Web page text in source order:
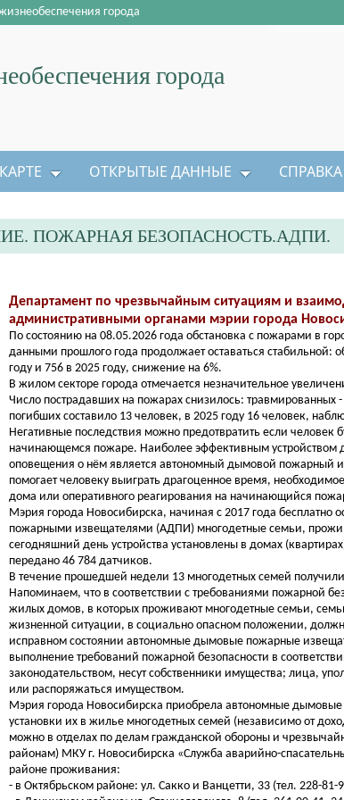
города
города
ОТКРЫТЫЕ ДАННЫЕ СПРАВКА
ПОЖАРНАЯ БЕЗОПАСНОСТЬ.АДПИ.
Департамент по чрезвычайным ситуациям и
административными органами мэрии города
По состоянию на 08.05.2026 года обстановка с пожарами в
данными прошлого года продолжает оставаться стабильной:
году и 756 в 2025 году, снижение на 6%.
В жилом секторе города отмечается незначительное
Число пострадавших на пожарах снизилось: травмированных
погибших составило 13 человек, в 2025 году 16 человек,
Негативные последствия можно предотвратить если человек
начинающемся пожаре. Наиболее эффективным устройством
оповещения о нём является автономный дымовой пожарный
помогает человеку выиграть драгоценное время,
дома или оперативного реагирования на начинающийся
Мэрия города Новосибирска, начиная с 2017 года
пожарными извещателями (АДПИ) многодетные семьи,
сегодняшний день устройства установлены в домах
передано 46 784 датчиков.
В течение прошедшей недели 13 многодетных семей
Напоминаем, что в соответствии с требованиями пожарной
жилых домов, в которых проживают многодетные семьи,
жизненной ситуации, в социально опасном положении,
исправном состоянии автономные дымовые пожарные
выполнение требований пожарной безопасности в
законодательством, несут собственники имущества; лица,
или распоряжаться имуществом.
Мэрия города Новосибирска приобрела автономные
установки их в жилье многодетных семей (независимо от
можно в отделах по делам гражданской обороны и
районам) МКУ г. Новосибирска «Служба аварийно-
районе проживания:
- в Октябрьском районе: ул. Сакко и Ванцетти, 33 (тел. 228-81-